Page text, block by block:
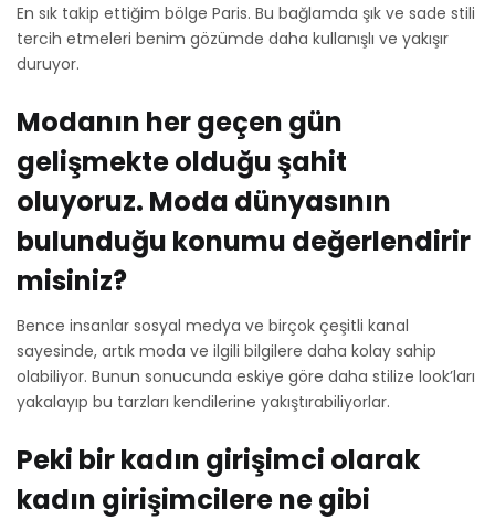
En sık takip ettiğim bölge Paris. Bu bağlamda şık ve sade stili
tercih etmeleri benim gözümde daha kullanışlı ve yakışır
duruyor.
Modanın her geçen gün
gelişmekte olduğu şahit
oluyoruz. Moda dünyasının
bulunduğu konumu değerlendirir
misiniz?
Bence insanlar sosyal medya ve birçok çeşitli kanal
sayesinde, artık moda ve ilgili bilgilere daha kolay sahip
olabiliyor. Bunun sonucunda eskiye göre daha stilize look’ları
yakalayıp bu tarzları kendilerine yakıştırabiliyorlar.
Peki bir kadın girişimci olarak
kadın girişimcilere ne gibi